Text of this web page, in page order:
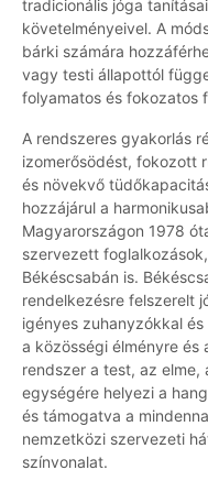
tradicionális jóga
követelményeivel. A
bárki számára
vagy testi állapottól
folyamatos és fokozatos
A rendszeres gyakorlás
izomerősödést, fokozott
és növekvő
hozzájárul a
Magyarországon 1978
szervezett
Békéscsabán is.
rendelkezésre felszerelt
igényes zuhanyzókkal
a közösségi élményre és
rendszer a test, az elme,
egységére helyezi a
és támogatva a
nemzetközi szervezeti
színvonalat.